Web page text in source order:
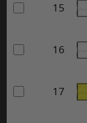
15
16
17